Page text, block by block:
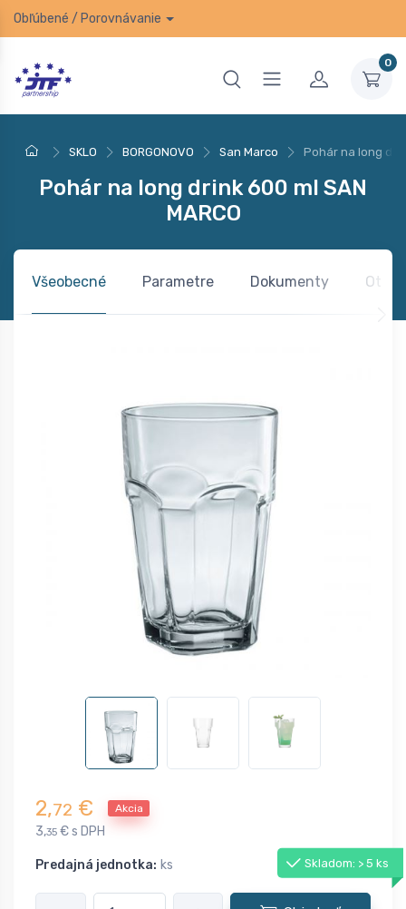
Obľúbené / Porovnávanie
0
SKLO BORGONOVO San Marco Pohár na long
Pohár na long drink 600 ml SAN
MARCO
Všeobecné Parametre Dokumenty
2,72 € Akcia
3,35 € s DPH
Predajná jednotka: ks Skladom: > 5 ks